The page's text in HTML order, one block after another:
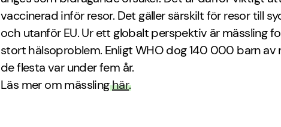
vaccinerad inför resor. Det gäller särskilt för resor till
och utanför EU. Ur ett globalt perspektiv är mässling
stort hälsoproblem. Enligt WHO dog 140 000 barn av
de flesta var under fem år.
Läs mer om mässlinghär.